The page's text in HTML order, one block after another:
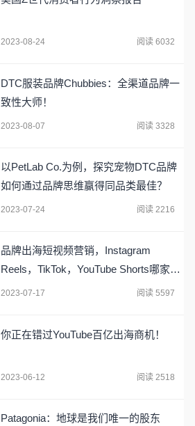
2023-08-24 阅读 6032
DTC服装品牌Chubbies：全渠道品牌一
致性大师！
2023-08-07 阅读 3328
以PetLab Co.为例，探究宠物DTC品牌
如何通过品牌思维赢得同品类最佳？
2023-07-24 阅读 2216
品牌出海短视频营销，Instagram
Reels，TikTok，YouTube Shorts哪家
强？
2023-07-17 阅读 5597
你正在错过YouTube百亿出海商机！
2023-06-12 阅读 2518
Patagonia：地球是我们唯一的股东